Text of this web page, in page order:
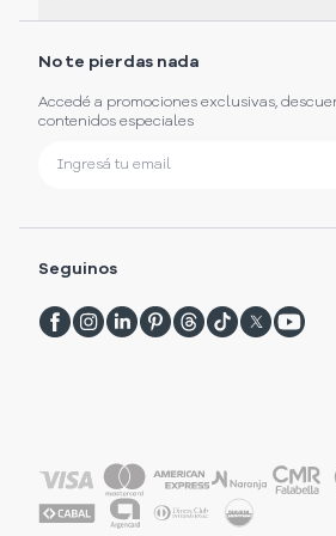
No te pierdas nada
Accedé a promociones exclusivas,
contenidos especiales
Seguinos